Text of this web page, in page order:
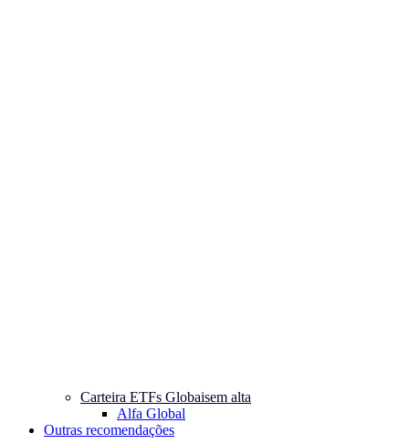
Carteira ETFs Globaisem alta
Alfa Global
Outras recomendações